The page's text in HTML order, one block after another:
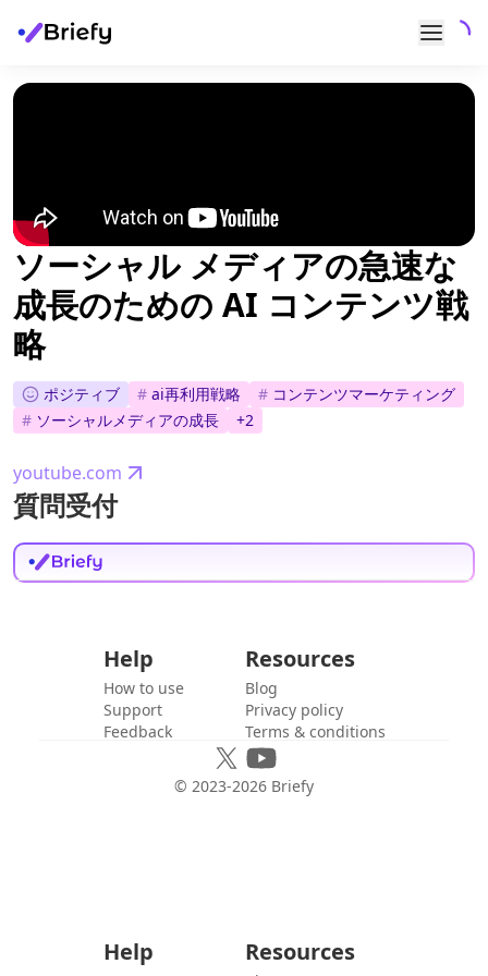
ソーシャル メディアの急速な
成長のための AI コンテンツ戦
略
ポジティブ # ai再利用戦略 # コンテンツマーケティング
# ソーシャルメディアの成長 +2
youtube.com
質問受付
Help
How to use
Support
Feedback
Resources
Blog
Privacy policy
Terms & conditions
© 2023-2026 Briefy
Help Resources